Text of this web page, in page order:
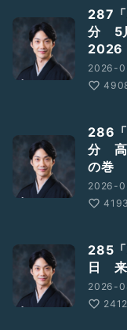
287
分 5
2026
2026-
286
分 高
の巻
2026-
285
日 来
2026-